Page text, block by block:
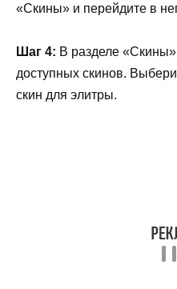
«Скины» и перейдите в
Шаг 4: В разделе
доступных скинов.
скин для элитры.